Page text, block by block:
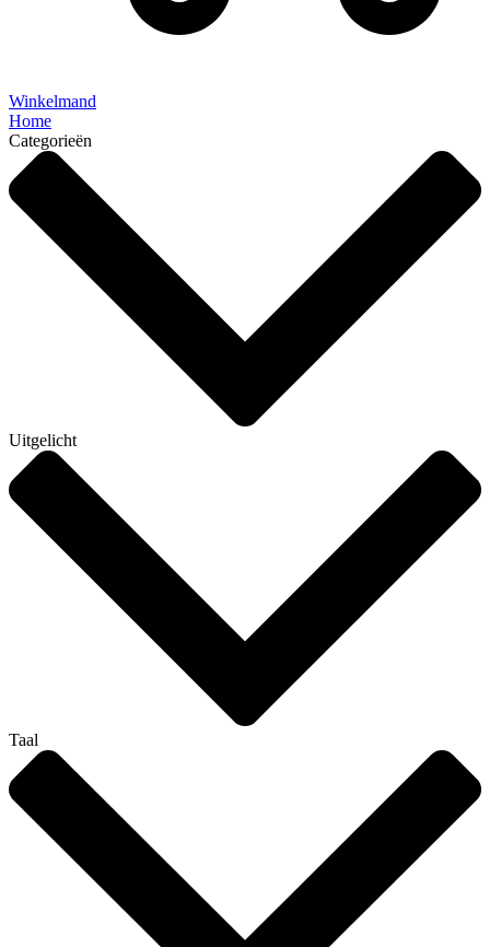
Winkelmand
Home
Categorieën
Uitgelicht
Taal